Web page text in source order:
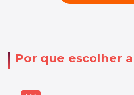
Por que escolher